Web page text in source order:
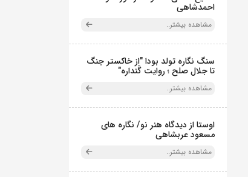
احمدشاهی
مشاهده بیشتر..
سنگ نگاره تولد بودا "از خاکستر جنگ
تا جلال صلح ؛ روایت گَنداره"
مشاهده بیشتر..
اوستا از دیدگاه هنر نو/ نگاره های
مسعود عربشاهی
مشاهده بیشتر..